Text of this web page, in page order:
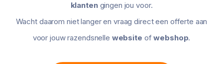
klantengingen jou voor.
Wacht daarom niet langer en vraag direct een offerte aan
voor jouw razendsnelle website ofwebshop.